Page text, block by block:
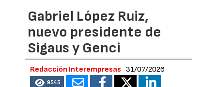
Gabriel López Ruiz,
nuevo presidente de
Sigaus y Genci
Redacción Interempresas 31/07/2026
9545